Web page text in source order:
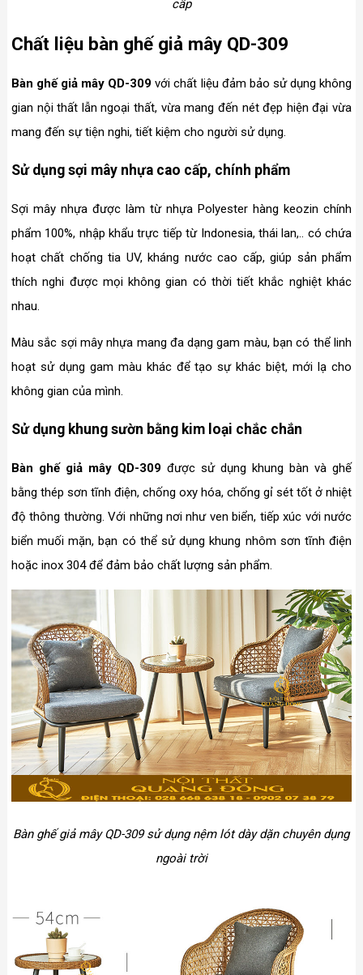
cấp
Chất liệu bàn ghế giả mây QD-309
Bàn ghế giả mây QD-309với chất liệu đảm bảo sử dụng không
gian nội thất lẫn ngoại thất, vừa mang đến nét đẹp hiện đại vừa
mang đến sự tiện nghi, tiết kiệm cho người sử dụng.
Sử dụng sợi mây nhựa cao cấp, chính phẩm
Sợi mây nhựa được làm từ nhựa Polyester hàng keozin chính
phẩm 100%, nhập khẩu trực tiếp từ Indonesia, thái lan,.. có chứa
hoạt chất chống tia UV, kháng nước cao cấp, giúp sản phẩm
thích nghi được mọi không gian có thời tiết khắc nghiệt khác
nhau.
Màu sắc sợi mây nhựa mang đa dạng gam màu, bạn có thể linh
hoạt sử dụng gam màu khác để tạo sự khác biệt, mới lạ cho
không gian của mình.
Sử dụng khung sườn bằng kim loại chắc chắn
Bàn ghế giả mây QD-309được sử dụng khung bàn và ghế
bằng thép sơn tĩnh điện, chống oxy hóa, chống gỉ sét tốt ở nhiệt
độ thông thường. Với những nơi như ven biển, tiếp xúc với nước
biển muối mặn, bạn có thể sử dụng khung nhôm sơn tĩnh điện
hoặc inox 304 để đảm bảo chất lượng sản phẩm.
Bàn ghế giả mây QD-309 sử dụng nệm lót dày dặn chuyên dụng
ngoài trời